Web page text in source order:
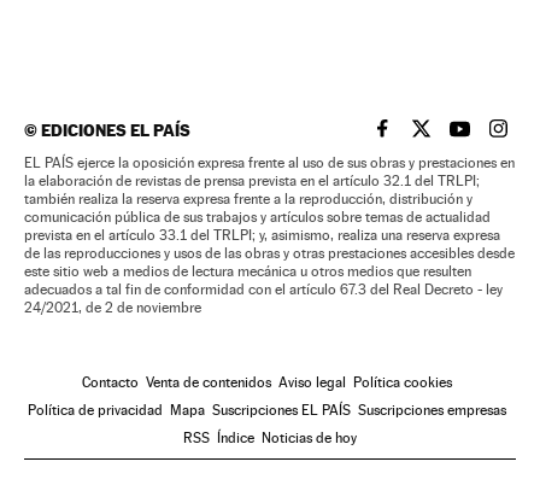
©EDICIONES EL PAÍS EL PAÍS BRASIL EN
EL PAÍSEL PAÍS
EL
EL PAÍS ejerce la oposición expresa frente al uso de sus obras y prestaciones en
la elaboración de revistas de prensa prevista en el artículo 32.1 del TRLPI;
también realiza la reserva expresa frente a la reproducción, distribución y
comunicación pública de sus trabajos y artículos sobre temas de actualidad
prevista en el artículo 33.1 del TRLPI; y, asimismo, realiza una reserva expresa
de las reproducciones y usos de las obras y otras prestaciones accesibles desde
este sitio web a medios de lectura mecánica u otros medios que resulten
adecuados a tal fin de conformidad con el artículo 67.3 del Real Decreto - ley
24/2021, de 2 de noviembre
Contacto Venta de contenidos Aviso legal
Política cookies
Política de privacidad
Mapa Suscripciones EL PAÍS Suscripciones empresas
RSS
Índice Noticias de hoy